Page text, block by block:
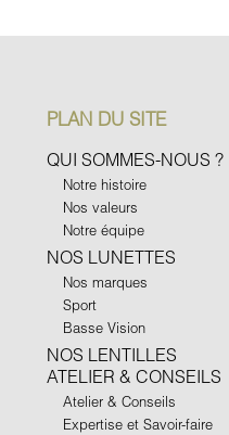
PLAN DU SITE
QUI SOMMES-NOUS ?
Notre histoire
Nos valeurs
Notre équipe
NOS LUNETTES
Nos marques
Sport
Basse Vision
NOS LENTILLES
ATELIER & CONSEILS
Atelier & Conseils
Expertise et Savoir-faire